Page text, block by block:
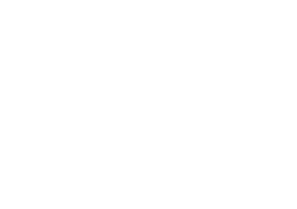
天盛虽被种